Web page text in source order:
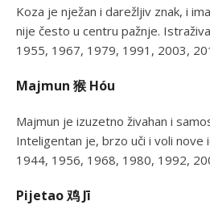
Koza je nježan i darežljiv znak, i
nije često u centru pažnje.
1955, 1967, 1979, 1991, 2003,
Majmun 猴 Hóu
Majmun je izuzetno živahan i
Inteligentan je, brzo uči i voli nove
1944, 1956, 1968, 1980, 1992,
Pijetao 鸡 Jī